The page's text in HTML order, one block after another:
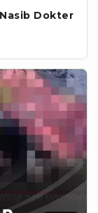
Dokter